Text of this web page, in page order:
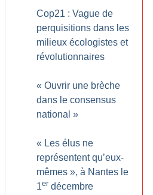
Cop21 : Vague de
perquisitions dans les
milieux écologistes et
révolutionnaires
« Ouvrir une brèche
dans le consensus
national »
« Les élus ne
représentent qu’eux-
mêmes », à Nantes le
1er décembre